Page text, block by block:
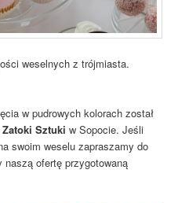
weselnych z trójmiasta.
w pudrowych kolorach został
Zatoki Sztuki w Sopocie. Jeśli
swoim weselu zapraszamy do
ofertę przygotowaną